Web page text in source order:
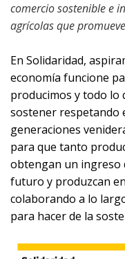
comercio sostenible e
agrícolas que
En Solidaridad,
economía funcione
producimos y todo lo
sostener respetando
generaciones
para que tanto
obtengan un ingreso
futuro y produzcan
colaborando a lo
para hacer de la